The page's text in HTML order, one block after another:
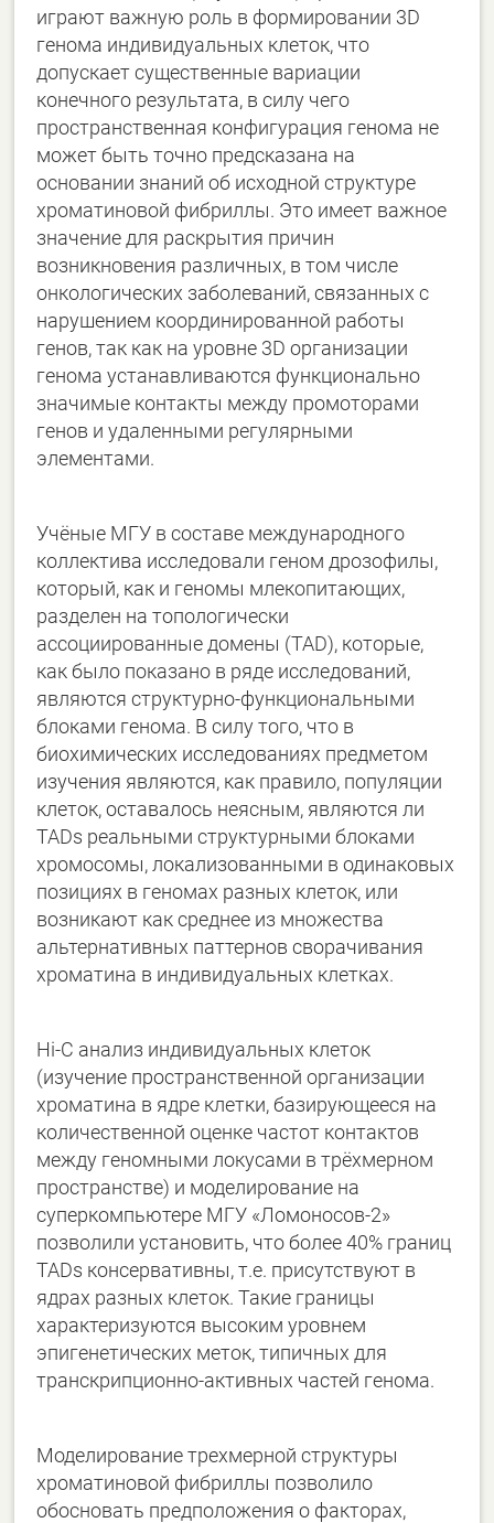
играют важную роль в формировании 3D
генома индивидуальных клеток, что
допускает существенные вариации
конечного результата, в силу чего
пространственная конфигурация генома не
может быть точно предсказана на
основании знаний об исходной структуре
хроматиновой фибриллы. Это имеет важное
значение для раскрытия причин
возникновения различных, в том числе
онкологических заболеваний, связанных с
нарушением координированной работы
генов, так как на уровне 3D организации
генома устанавливаются функционально
значимые контакты между промоторами
генов и удаленными регулярными
элементами.
Учёные МГУ в составе международного
коллектива исследовали геном дрозофилы,
который, как и геномы млекопитающих,
разделен на топологически
ассоциированные домены (TAD), которые,
как было показано в ряде исследований,
являются структурно-функциональными
блоками генома. В силу того, что в
биохимических исследованиях предметом
изучения являются, как правило, популяции
клеток, оставалось неясным, являются ли
TADs реальными структурными блоками
хромосомы, локализованными в одинаковых
позициях в геномах разных клеток, или
возникают как среднее из множества
альтернативных паттернов сворачивания
хроматина в индивидуальных клетках.
Hi-C анализ индивидуальных клеток
(изучение пространственной организации
хроматина в ядре клетки, базирующееся на
количественной оценке частот контактов
между геномными локусами в трёхмерном
пространстве) и моделирование на
суперкомпьютере МГУ «Ломоносов-2»
позволили установить, что более 40% границ
TADs консервативны, т.е. присутствуют в
ядрах разных клеток. Такие границы
характеризуются высоким уровнем
эпигенетических меток, типичных для
транскрипционно-активных частей генома.
Моделирование трехмерной структуры
хроматиновой фибриллы позволило
обосновать предположения о факторах,